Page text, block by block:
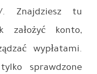
https://
Bez